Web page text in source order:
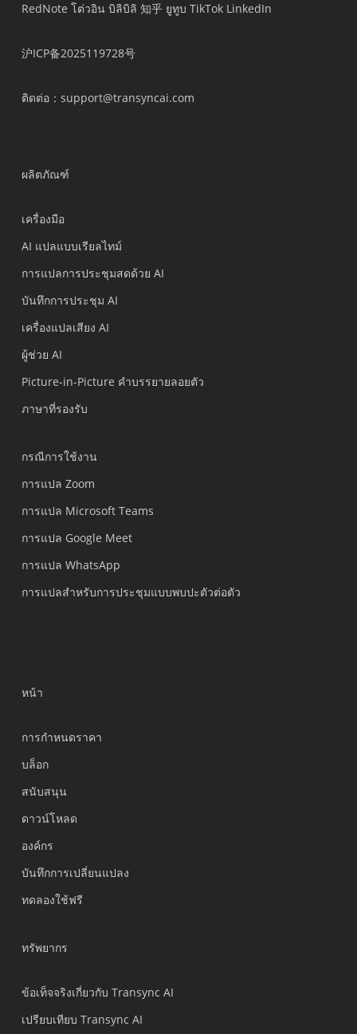
RedNote โต่วอิน บิลิบิลิ 知乎 ยูทูบ TikTok LinkedIn
沪ICP备2025119728号
ติดต่อ：support@transyncai.com
ผลิตภัณฑ์
เครื่องมือ
AI แปลแบบเรียลไทม์
การแปลการประชุมสดด้วย AI
บันทึกการประชุม AI
เครื่องแปลเสียง AI
ผู้ช่วย AI
Picture-in-Picture คำบรรยายลอยตัว
ภาษาที่รองรับ
กรณีการใช้งาน
การแปล Zoom
การแปล Microsoft Teams
การแปล Google Meet
การแปล WhatsApp
การแปลสำหรับการประชุมแบบพบปะตัวต่อตัว
หน้า
การกำหนดราคา
บล็อก
สนับสนุน
ดาวน์โหลด
องค์กร
บันทึกการเปลี่ยนแปลง
ทดลองใช้ฟรี
ทรัพยากร
ข้อเท็จจริงเกี่ยวกับ Transync AI
เปรียบเทียบ Transync AI